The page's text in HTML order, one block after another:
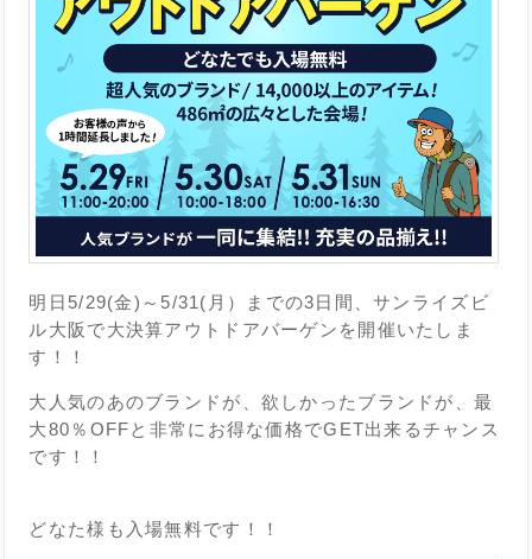
明日5/29(金)～5/31(月）までの3日間、サンライズビ
ル大阪で大決算アウトドアバーゲンを開催いたしま
す！！
大人気のあのブランドが、欲しかったブランドが、最
大80％OFFと非常にお得な価格でGET出来るチャンス
です！！
どなた様も入場無料です！！